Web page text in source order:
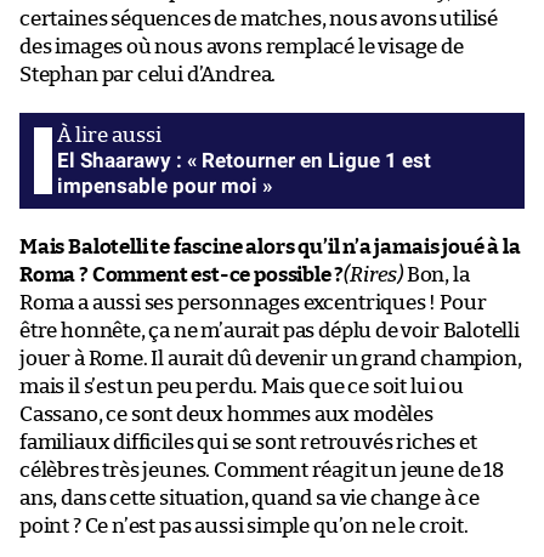
certaines séquences de matches, nous avons utilisé
des images où nous avons remplacé le visage de
Stephan par celui d’Andrea.
El Shaarawy : « Retourner en Ligue 1 est
impensable pour moi »
Mais Balotelli te fascine alors qu’il n’a jamais joué à la
Roma ? Comment est-ce possible ?(Rires)Bon, la
Roma a aussi ses personnages excentriques ! Pour
être honnête, ça ne m’aurait pas déplu de voir Balotelli
jouer à Rome. Il aurait dû devenir un grand champion,
mais il s’est un peu perdu. Mais que ce soit lui ou
Cassano, ce sont deux hommes aux modèles
familiaux difficiles qui se sont retrouvés riches et
célèbres très jeunes. Comment réagit un jeune de 18
ans, dans cette situation, quand sa vie change à ce
point ? Ce n’est pas aussi simple qu’on ne le croit.